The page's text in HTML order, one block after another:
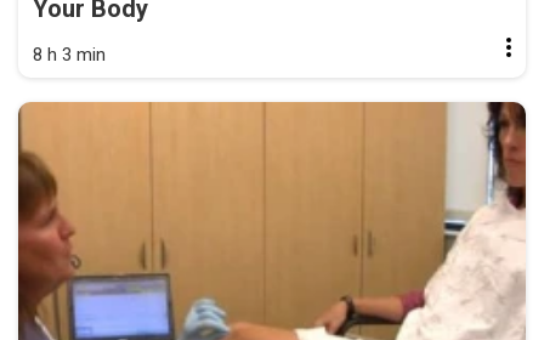
Your Body
8 h 3 min